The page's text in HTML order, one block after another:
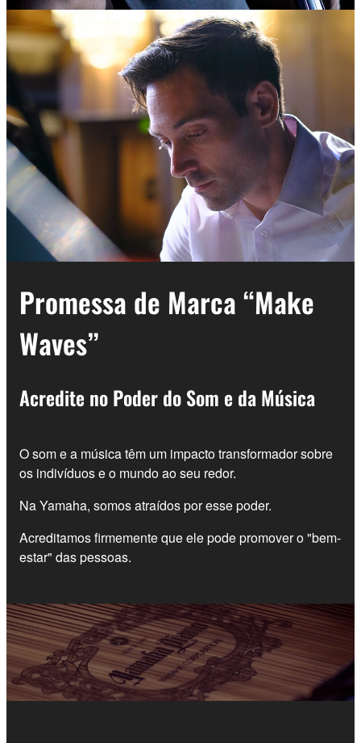
Promessa de Marca “Make
Waves”
Acredite no Poder do Som e da Música
O som e a música têm um impacto transformador sobre
os indivíduos e o mundo ao seu redor.
Na Yamaha, somos atraídos por esse poder.
Acreditamos firmemente que ele pode promover o "bem-
estar" das pessoas.